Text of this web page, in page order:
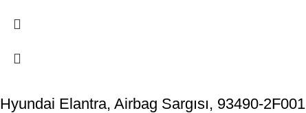
Hyundai Elantra, Airbag Sargısı, 93490-2F001